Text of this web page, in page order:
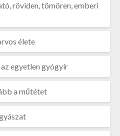
röviden, tömören, emberi
élete
egyetlen gyógyír
a műtétet